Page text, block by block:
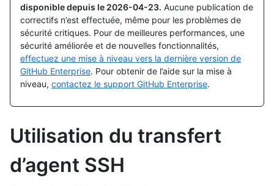
disponible depuis le 2026-04-23. Aucune publication de
correctifs n’est effectuée, même pour les problèmes de
sécurité critiques. Pour de meilleures performances, une
sécurité améliorée et de nouvelles fonctionnalités,
effectuez une mise à niveau vers la dernière version de
GitHub Enterprise. Pour obtenir de l’aide sur la mise à
niveau, contactez le support GitHub Enterprise.
Utilisation du transfert
d’agent SSH